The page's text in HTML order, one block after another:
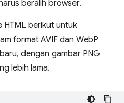
beralih browser.
HTML berikut untuk
format AVIF dan WebP
dengan gambar PNG
lebih lama.